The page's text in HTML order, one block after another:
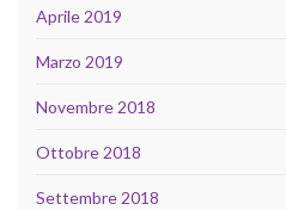
Aprile 2019
Marzo 2019
Novembre 2018
Ottobre 2018
Settembre 2018